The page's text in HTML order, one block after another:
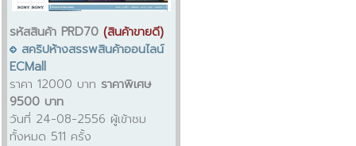
รหัสสินค้า PRD70 (สินค้าขายดี)
สคริปห้างสรรพสินค้าออนไลน์
ECMall
ราคา 12000 บาท ราคาพิเศษ
9500 บาท
วันที่ 24-08-2556 ผู้เข้าชม
ทั้งหมด 511 ครั้ง